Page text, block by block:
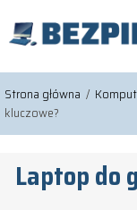
Strona główna /
kluczowe?
Laptop do